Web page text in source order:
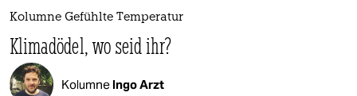
Kolumne Gefühlte Temperatur
Klimadödel, wo seid ihr?
Kolumne Ingo Arzt